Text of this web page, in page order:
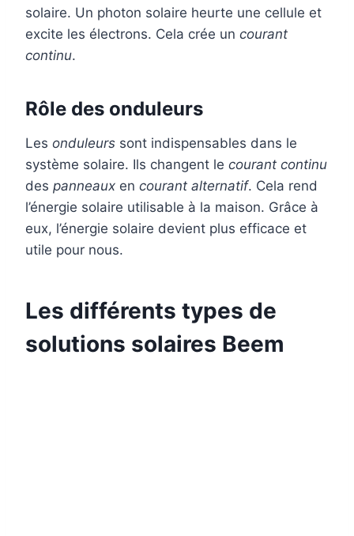
solaire. Un photon solaire heurte une cellule et
excite les électrons. Cela crée un courant
continu.
Rôle des onduleurs
Les onduleurs sont indispensables dans le
système solaire. Ils changent le courant continu
des panneaux en courant alternatif. Cela rend
l’énergie solaire utilisable à la maison. Grâce à
eux, l’énergie solaire devient plus efficace et
utile pour nous.
Les différents types de
solutions solaires Beem